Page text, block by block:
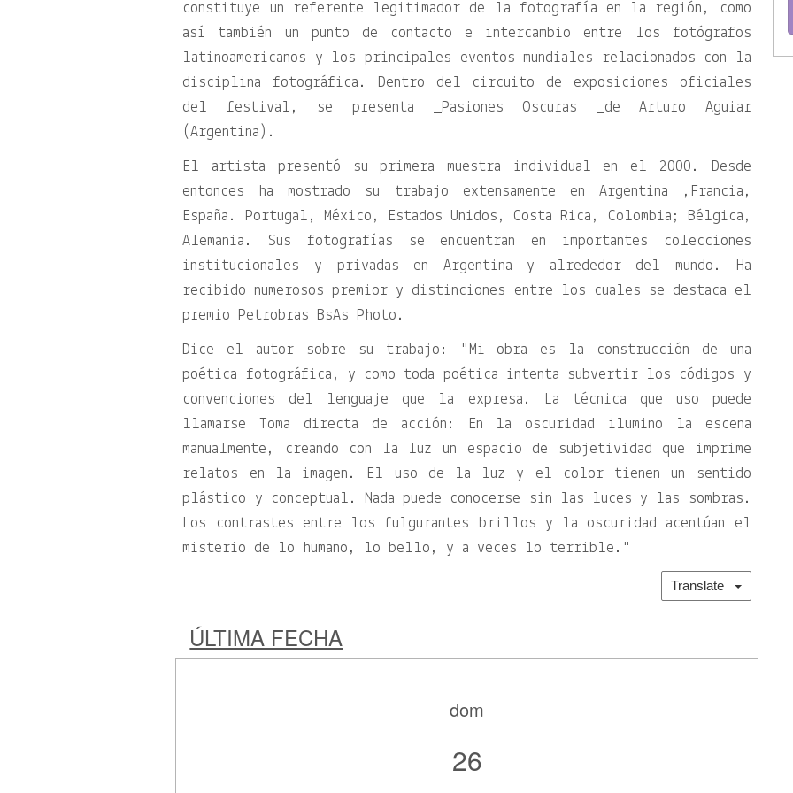
constituye un referente legitimador de la fotografía en la región, como
así también un punto de contacto e intercambio entre los fotógrafos
latinoamericanos y los principales eventos mundiales relacionados con la
disciplina fotográfica. Dentro del circuito de exposiciones oficiales
del festival, se presenta _Pasiones Oscuras _de Arturo Aguiar
(Argentina).
El artista presentó su primera muestra individual en el 2000. Desde
entonces ha mostrado su trabajo extensamente en Argentina ,Francia,
España. Portugal, México, Estados Unidos, Costa Rica, Colombia; Bélgica,
Alemania. Sus fotografías se encuentran en importantes colecciones
institucionales y privadas en Argentina y alrededor del mundo. Ha
recibido numerosos premior y distinciones entre los cuales se destaca el
premio Petrobras BsAs Photo.
Dice el autor sobre su trabajo:
Mi obra es la construcción de una
poética fotográfica, y como toda poética intenta subvertir los códigos y
convenciones del lenguaje que la expresa. La técnica que uso puede
llamarse Toma directa de acción: En la oscuridad ilumino la escena
manualmente, creando con la luz un espacio de subjetividad que imprime
relatos en la imagen. El uso de la luz y el color tienen un sentido
plástico y conceptual. Nada puede conocerse sin las luces y las sombras.
Los contrastes entre los fulgurantes brillos y la oscuridad acentúan el
misterio de lo humano, lo bello, y a veces lo terrible.
Translate
ÚLTIMA FECHA
dom
26